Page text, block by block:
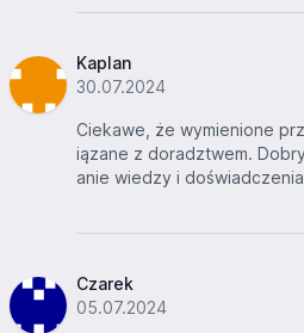
Kaplan
30.07.2024
Ciekawe, że wymienione
iązane z doradztwem.
anie wiedzy i
Czarek
05.07.2024